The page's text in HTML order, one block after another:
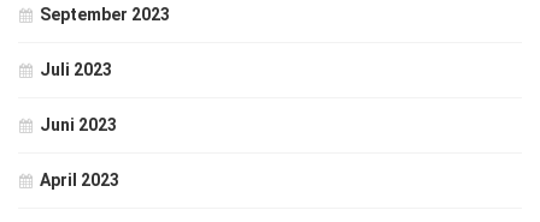
September 2023
Juli 2023
Juni 2023
April 2023